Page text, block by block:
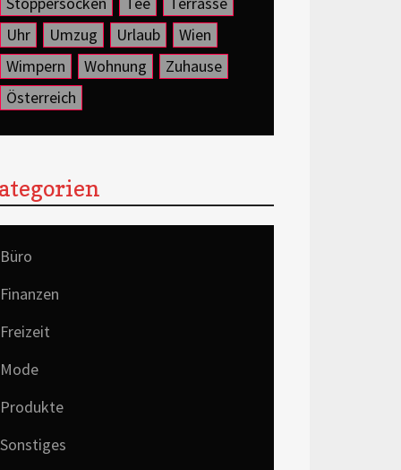
Uhr
Umzug Urlaub
Wien
Wimpern
Wohnung
Zuhause
Österreich
Büro
Finanzen
Freizeit
Mode
Produkte
Sonstiges